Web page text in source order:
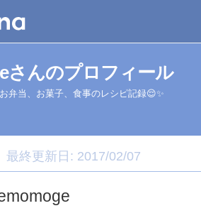
さんのプロフィール
弁当、お菓子、食事のレシピ記録😌✨
最終更新日: 2017/02/07